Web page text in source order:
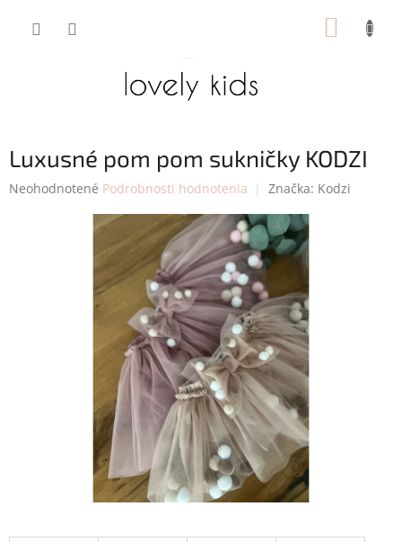
Luxusné pom pom sukničky KODZI
Priemerné
Neohodnotené Podrobnosti hodnotenia Značka: Kodzi